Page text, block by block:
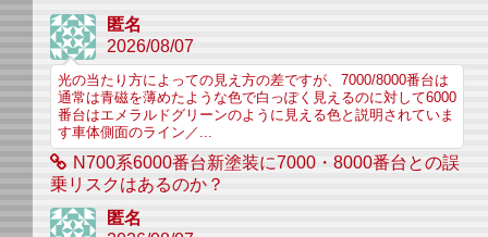
匿名
2026/08/07
光の当たり方によっての見え方の差ですが、7000/8000番台は
通常は青磁を薄めたような色で白っぽく見えるのに対して6000
番台はエメラルドグリーンのように見える色と説明されていま
す車体側面のライン／...
N700系6000番台新塗装に7000・8000番台との誤
乗リスクはあるのか？
匿名